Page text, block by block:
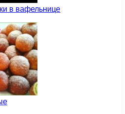
в вафельнице